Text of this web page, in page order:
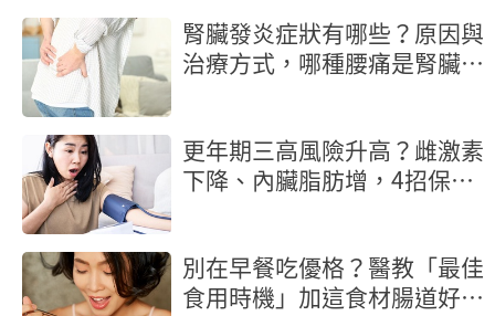
腎臟發炎症狀有哪些？原因與
治療方式，哪種腰痛是腎臟發
更年期三高風險升高？雌激素
下降、內臟脂肪增，4招保護
別在早餐吃優格？醫教「最佳
食用時機」加這食材腸道好菌